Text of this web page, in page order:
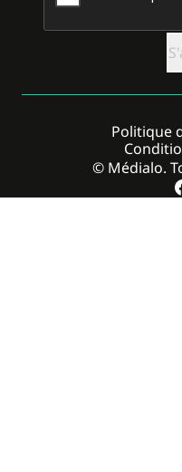
© Médialo.
Politique